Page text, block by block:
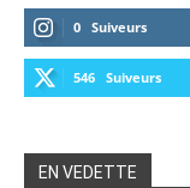
0 Suiveurs
546 Suiveurs
EN VEDETTE